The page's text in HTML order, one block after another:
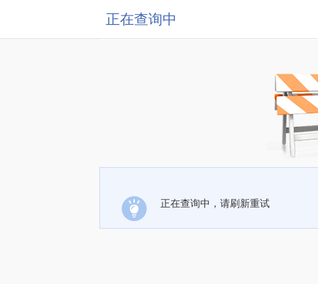
正在查询中
正在查询中，请刷新重试